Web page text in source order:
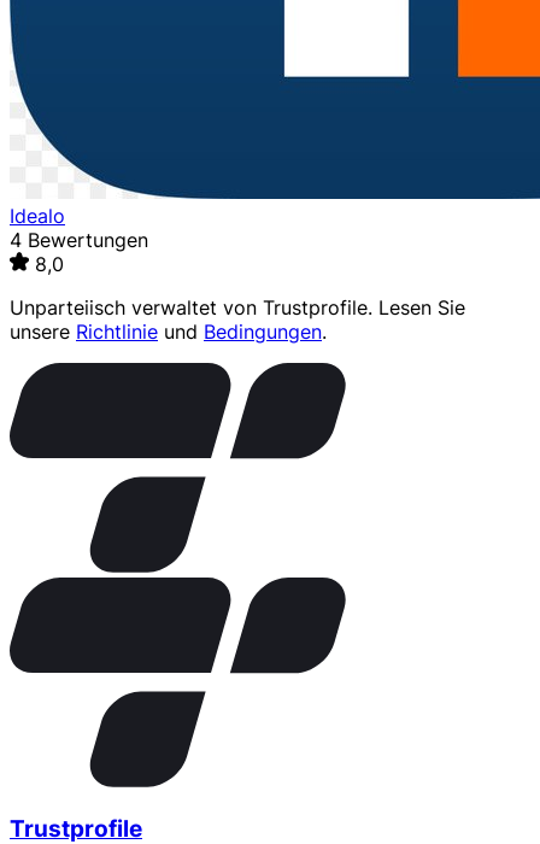
Idealo
4 Bewertungen
8,0
Unparteiisch verwaltet von Trustprofile. Lesen Sie
unsere Richtlinie und Bedingungen.
Trustprofile